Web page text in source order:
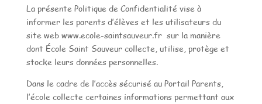
La présente Politique de Confidentialité vise à
informer les parents d’élèves et les utilisateurs du
site web www.ecole-saintsauveur.fr sur la manière
dont École Saint Sauveur collecte, utilise, protège et
stocke leurs données personnelles.
Dans le cadre de l’accès sécurisé au Portail Parents,
l’école collecte certaines informations permettant aux